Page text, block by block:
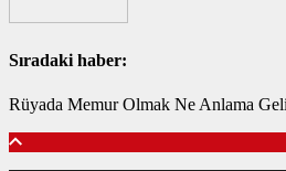
Sıradaki haber:
Rüyada Memur Olmak Ne Anlama